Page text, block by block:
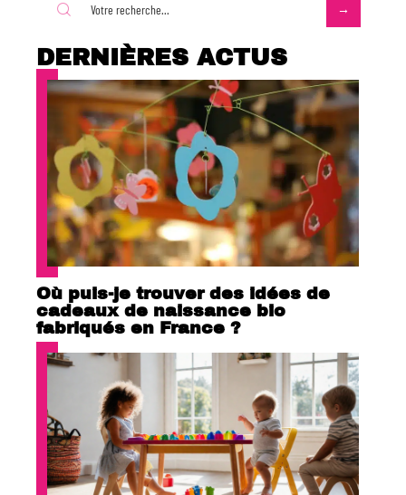
DERNIÈRES ACTUS
Où puis-je trouver des idées de
cadeaux de naissance bio
fabriqués en France ?